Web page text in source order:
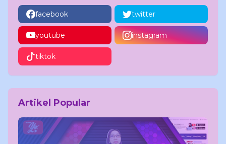
facebook twitter
youtube instagram
tiktok
Artikel Popular